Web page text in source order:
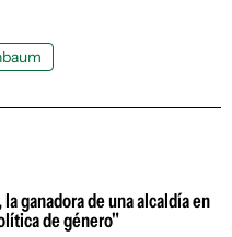
ganadora de una alcaldía en
de género"